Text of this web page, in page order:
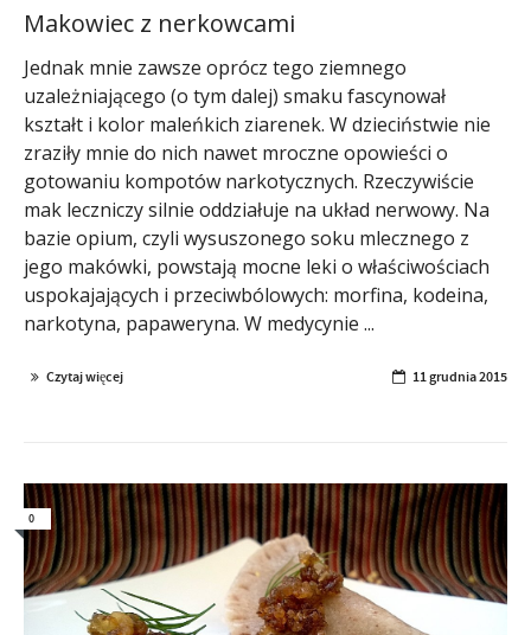
Makowiec z nerkowcami
Jednak mnie zawsze oprócz tego ziemnego
uzależniającego (o tym dalej) smaku fascynował
kształt i kolor maleńkich ziarenek. W dzieciństwie nie
zraziły mnie do nich nawet mroczne opowieści o
gotowaniu kompotów narkotycznych. Rzeczywiście
mak leczniczy silnie oddziałuje na układ nerwowy. Na
bazie opium, czyli wysuszonego soku mlecznego z
jego makówki, powstają mocne leki o właściwościach
uspokajających i przeciwbólowych: morfina, kodeina,
narkotyna, papaweryna. W medycynie ...
Czytaj więcej 11 grudnia 2015
0